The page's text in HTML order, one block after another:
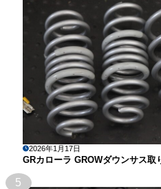
2026年1月17日
GRカローラ GROWダウンサス取
5